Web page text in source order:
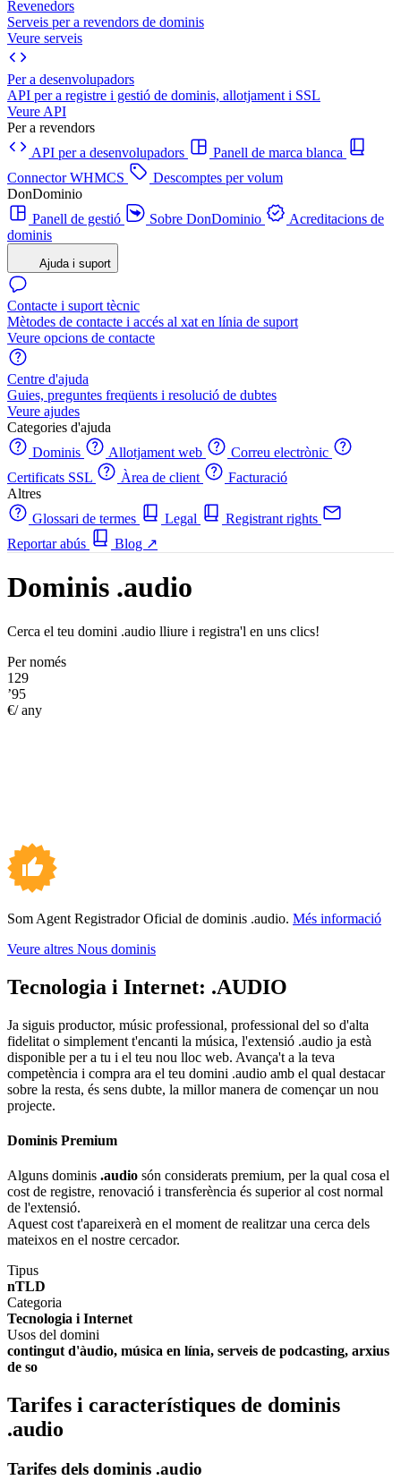
Revenedors
Serveis per a revendors de dominis
Veure serveis
Per a desenvolupadors
API per a registre i gestió de dominis, allotjament i SSL
Veure API
Per a revendors
API per a desenvolupadors
Panell de marca blanca
Connector WHMCS
Descomptes per volum
DonDominio
Panell de gestió
Sobre DonDominio
Acreditacions de
dominis
Ajuda i suport
Contacte i suport tècnic
Mètodes de contacte i accés al xat en línia de suport
Veure opcions de contacte
Centre d'ajuda
Guies, preguntes freqüents i resolució de dubtes
Veure ajudes
Categories d'ajuda
Dominis
Allotjament web
Correu electrònic
Certificats SSL
Àrea de client
Facturació
Altres
Glossari de termes
Legal
Registrant rights
Reportar abús
Blog ↗
Dominis .audio
Cerca el teu domini .audio lliure i registra'l en uns clics!
Per només
129
’95
€/ any
Som Agent Registrador Oficial de dominis .audio. Més informació
Veure altres Nous dominis
Tecnologia i Internet: .AUDIO
Ja siguis productor, músic professional, professional del so d'alta
fidelitat o simplement t'encanti la música, l'extensió .audio ja està
disponible per a tu i el teu nou lloc web. Avança't a la teva
competència i compra ara el teu domini .audio amb el qual destacar
sobre la resta, és sens dubte, la millor manera de començar un nou
projecte.
Dominis Premium
Alguns dominis .audio són considerats premium, per la qual cosa el
cost de registre, renovació i transferència és superior al cost normal
de l'extensió.
Aquest cost t'apareixerà en el moment de realitzar una cerca dels
mateixos en el nostre cercador.
Tipus
nTLD
Categoria
Tecnologia i Internet
Usos del domini
contingut d'àudio, música en línia, serveis de podcasting, arxius
de so
Tarifes i característiques de dominis
.audio
Tarifes dels dominis .audio